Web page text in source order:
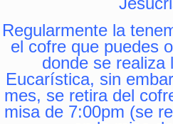
Regularmente la
el cofre que puedes
donde se realiza
Eucarística, sin
mes, se retira del
misa de 7:00pm (se